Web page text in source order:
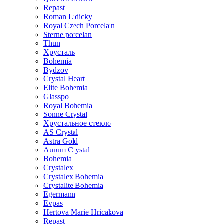
Repast
Roman Lidicky
Royal Czech Porcelain
Sterne porcelan
Thun
Хрусталь
Bohemia
Bydzov
Crystal Heart
Elite Bohemia
Glasspo
Royal Bohemia
Sonne Crystal
Хрустальное стекло
AS Crystal
Astra Gold
Aurum Crystal
Bohemia
Crystalex
Crystalex Bohemia
Crystalite Bohemia
Egermann
Evpas
Hertova Marie Hricakova
Repast